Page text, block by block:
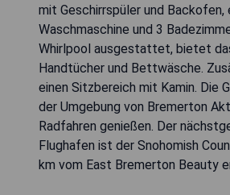
mit Geschirrspüler und Backofen,
Waschmaschine und 3
Whirlpool ausgestattet, bietet
Handtücher und Bettwäsche.
einen Sitzbereich mit Kamin. Die
der Umgebung von Bremerton
Radfahren genießen. Der
Flughafen ist der Snohomish
km vom East Bremerton Beauty